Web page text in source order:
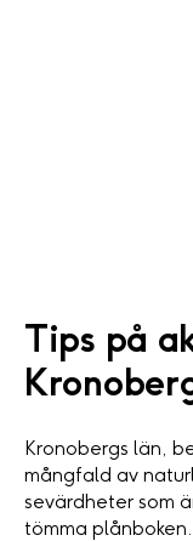
Tips på
Kronobergs län,
mångfald av
sevärdheter som
tömma